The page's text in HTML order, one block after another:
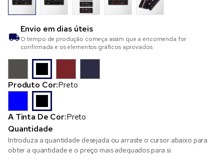
Envio em dias úteis
O tempo de produção começa assim que a encomenda for
confirmada e os elementos gráficos aprovados
Produto Cor:Preto
A Tinta De Cor:Preto
Quantidade
Introduza a quantidade desejada ou arraste o cursor abaixo para
obter a quantidade e o preço mais adequados para si.